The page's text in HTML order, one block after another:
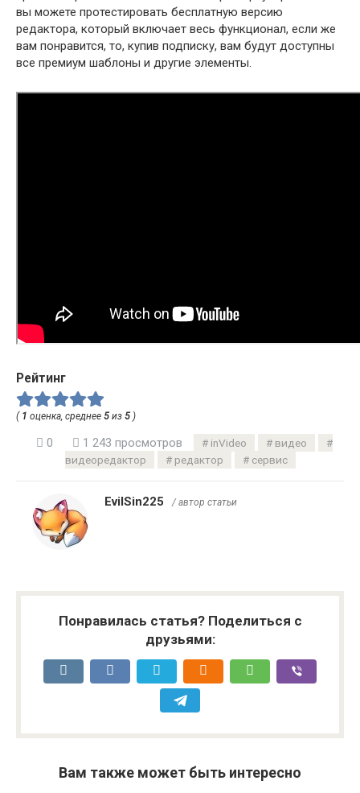
вы можете протестировать бесплатную версию
редактора, который включает весь функционал, если же
вам понравится, то, купив подписку, вам будут доступны
все премиум шаблоны и другие элементы.
Рейтинг
( 1 оценка, среднее 5 из 5 )
0 1 243 просмотров inVideo
видео
видеоредактор
редактор сервис
EvilSin225 / автор статьи
Понравилась статья? Поделиться с
друзьями:
Вам также может быть интересно